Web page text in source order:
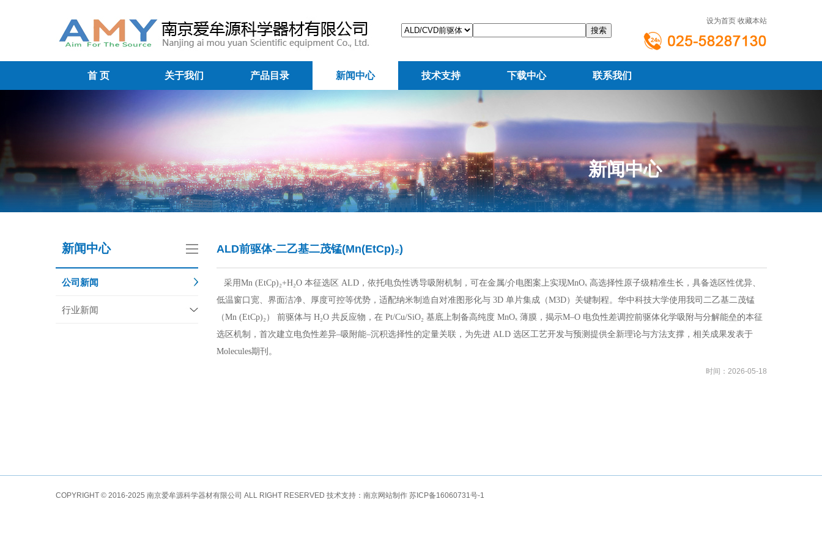
设为首页 收藏本站
首 页 关于我们 产品目录 新闻中心 技术支持 下载中心 联系我们
新闻中心
新闻中心
公司新闻
行业新闻
ALD前驱体-二乙基二茂锰(Mn(EtCp)₂)
采用Mn (EtCp)₂+H₂O 本征选区 ALD， 依托电负性诱导吸附机制，可在金属/介电图案上实现MnOₓ 高选择性原子级精准生长，具备选区性优异、
低温窗口宽、界面洁净、厚度可控等优势，适配纳米制造自对准图形化与3D 单片集成（M3D） 关键制程。华中科技大学使用我司二乙基二茂锰
（Mn (EtCp)₂） 前驱体与H₂O 共反应物，在Pt/Cu/SiO₂ 基底上制备高纯度MnOₓ 薄膜，揭示M–O电负性差调控前驱体化学吸附与分解能垒的本征
选区机制，首次建立电负性差异–吸附能–沉积选择性的定量关联，为先进ALD选区工艺开发与预测提供全新理论与方法支撑，相关成果发表于
Molecules期刊。
时间：2026-05-18
COPYRIGHT © 2016-2025 南京爱牟源科学器材有限公司 ALL RIGHT RESERVED 技术支持： 南京网站制作 苏ICP备16060731号-1